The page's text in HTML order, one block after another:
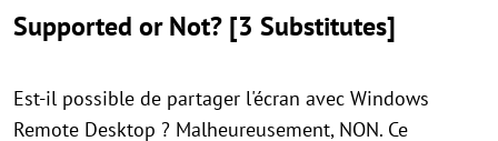
Supported or Not? [3 Substitutes]
Est-il possible de partager l'écran avec Windows
Remote Desktop ? Malheureusement, NON. Ce